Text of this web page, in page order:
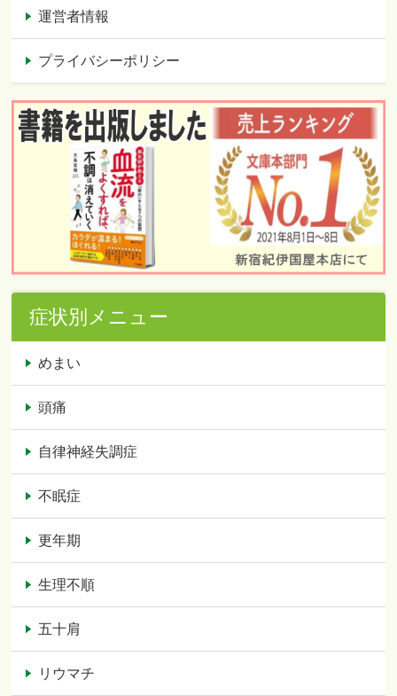
運営者情報
プライバシーポリシー
症状別メニュー
めまい
頭痛
自律神経失調症
不眠症
更年期
生理不順
五十肩
リウマチ